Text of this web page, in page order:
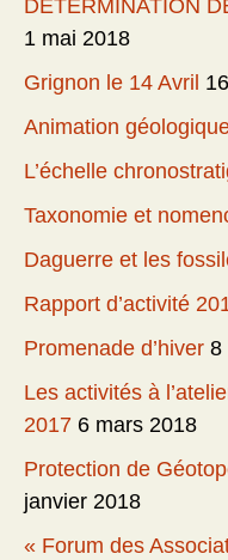
DÉTERMINATION
1 mai 2018
Grignon le 14 Avril
Animation
L’échelle
Taxonomie et
Daguerre et les
Rapport d’activité
Promenade d’hiver 8
Les activités à
2017 6 mars 2018
Protection de
janvier 2018
« Forum des